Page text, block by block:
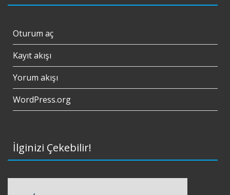
Oturum aç
Kayıt akışı
Yorum akışı
WordPress.org
İlginizi Çekebilir!